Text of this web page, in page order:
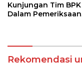
Kunjungan Tim BPK
Dalam Pemeriksaan
Rekomendasi